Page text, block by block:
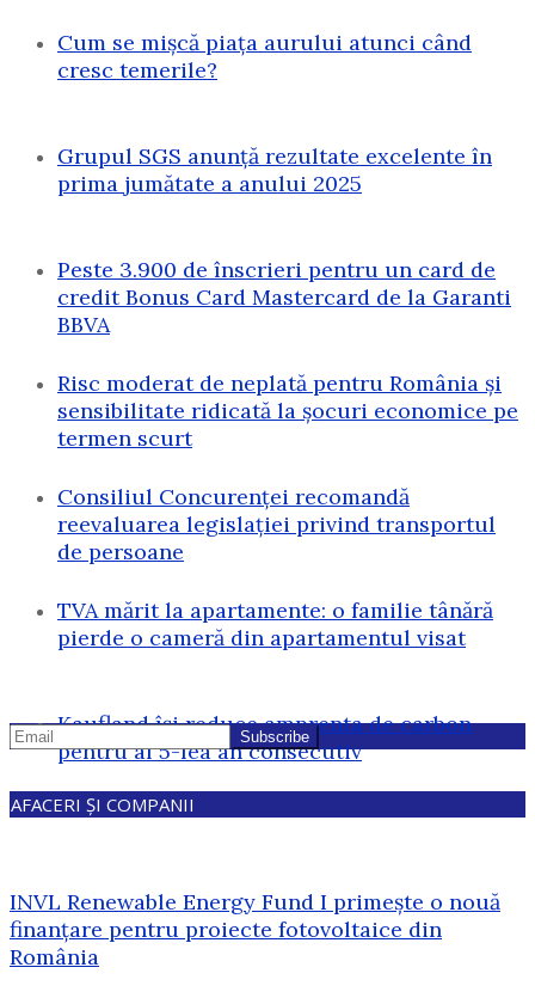
Cum se mișcă piața aurului atunci când
cresc temerile?
Grupul SGS anunță rezultate excelente în
prima jumătate a anului 2025
Peste 3.900 de înscrieri pentru un card de
credit Bonus Card Mastercard de la Garanti
BBVA
Risc moderat de neplată pentru România și
sensibilitate ridicată la șocuri economice pe
termen scurt
Consiliul Concurenței recomandă
reevaluarea legislației privind transportul
de persoane
TVA mărit la apartamente: o familie tânără
pierde o cameră din apartamentul visat
Kaufland își reduce amprenta de carbon
pentru al 5-lea an consecutiv
AFACERI ȘI COMPANII
INVL Renewable Energy Fund I primește o nouă
finanțare pentru proiecte fotovoltaice din
România